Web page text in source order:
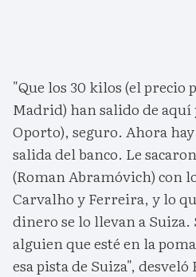
"Que los 30 kilos (el precio
Madrid) han salido de aquí
Oporto), seguro. Ahora
salida del banco. Le
(Roman Abramóvich) con
Carvalho y Ferreira, y lo
dinero se lo llevan a Suiza.
alguien que esté en la
esa pista de Suiza", desveló